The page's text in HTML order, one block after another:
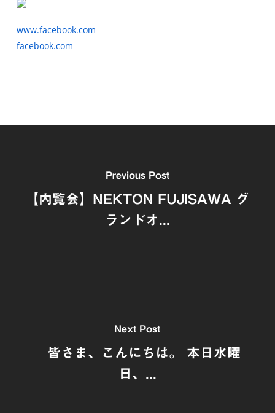
www.facebook.com
facebook.com
Previous Post
【内覧会】NEKTON FUJISAWA グ
ランドオ...
Next Post
皆さま、こんにちは。 本日水曜
日、...